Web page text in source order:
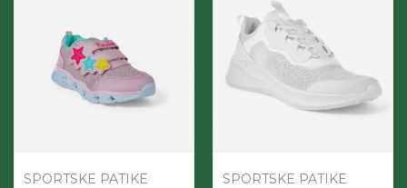
SPORTSKE PATIKE SPORTSKE PATIKE